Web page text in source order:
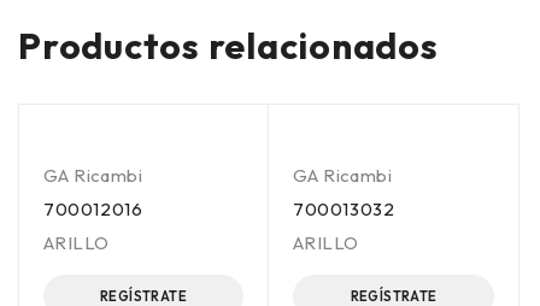
Productos relacionados
GA Ricambi
700012016
ARILLO
REGÍSTRATE
GA Ricambi
700013032
ARILLO
REGÍSTRATE